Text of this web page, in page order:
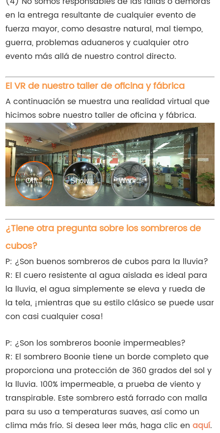
en la entrega resultante de cualquier evento de
fuerza mayor, como desastre natural, mal tiempo,
guerra, problemas aduaneros y cualquier otro
evento más allá de nuestro control directo.
El VR de nuestro taller de oficina y fábrica
A continuación se muestra una realidad virtual que
hicimos sobre nuestro taller de oficina y fábrica.
¿Tiene otra pregunta sobre los sombreros de
cubos?
P: ¿Son buenos sombreros de cubos para la lluvia?
R: El cuero resistente al agua aislada es ideal para
la lluvia, el agua simplemente se eleva y rueda de
la tela, ¡mientras que su estilo clásico se puede usar
con casi cualquier cosa!
P: ¿Son los sombreros boonie impermeables?
R: El sombrero Boonie tiene un borde completo que
proporciona una protección de 360 grados del sol y
la lluvia. 100% impermeable, a prueba de viento y
transpirable. Este sombrero está forrado con malla
para su uso a temperaturas suaves, así como un
clima más frío. Si desea leer más, haga clic enaquí.